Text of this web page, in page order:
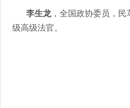
李生龙，全国政协委员，民
级高级法官。